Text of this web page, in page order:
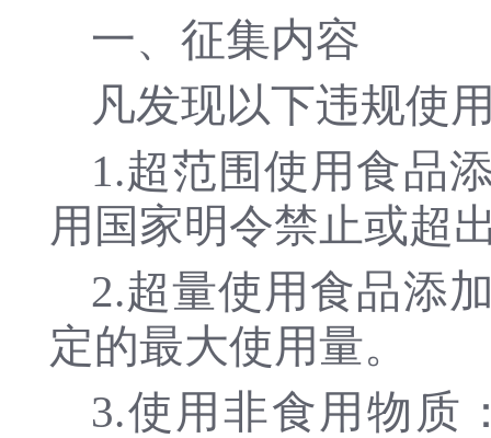
一、征集内容
凡发现以下违规使
1.超范围使用食品
用国家明令禁止或超
2.超量使用食品添
定的最大使用量。
3.使用非食用物质